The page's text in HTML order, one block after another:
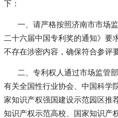
下：
一、请严格按照济南市市场
二十六届中国专利奖的通知》要
不存在涉密内容，确保符合参评
二、专利权人通过市场监管
有关全国性行业协会、中国科学
家知识产权强国建设示范园区推
知识产权示范高校、国家知识产